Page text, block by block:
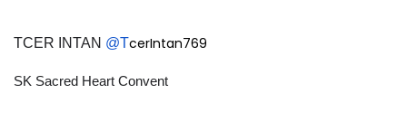
TCER INTAN @TcerIntan769
SK Sacred Heart Convent